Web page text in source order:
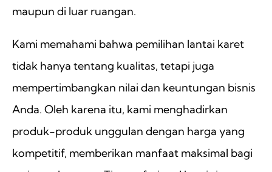
maupun di luar ruangan.
Kami memahami bahwa pemilihan lantai karet
tidak hanya tentang kualitas, tetapi juga
mempertimbangkan nilai dan keuntungan bisnis
Anda. Oleh karena itu, kami menghadirkan
produk-produk unggulan dengan harga yang
kompetitif, memberikan manfaat maksimal bagi